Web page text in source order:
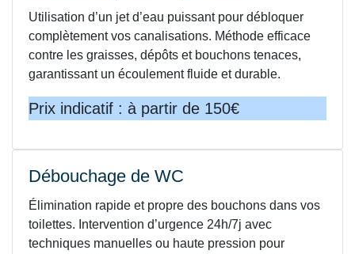
Utilisation d’un jet d’eau puissant pour débloquer
complètement vos canalisations. Méthode efficace
contre les graisses, dépôts et bouchons tenaces,
garantissant un écoulement fluide et durable.
Prix indicatif : à partir de 150€
Débouchage de WC
Élimination rapide et propre des bouchons dans vos
toilettes. Intervention d’urgence 24h/7j avec
techniques manuelles ou haute pression pour